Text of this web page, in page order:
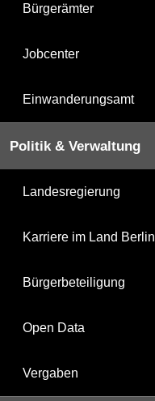
Bürgerämter
Jobcenter
Einwanderungsamt
Politik & Verwaltung
Landesregierung
Karriere im Land Berlin
Bürgerbeteiligung
Open Data
Vergaben